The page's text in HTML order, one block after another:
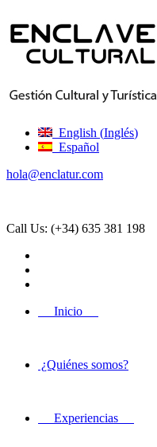
English (Inglés)
Español
hola@enclatur.com
Call Us: (+34) 635 381 198
Inicio
¿Quiénes somos?
Experiencias